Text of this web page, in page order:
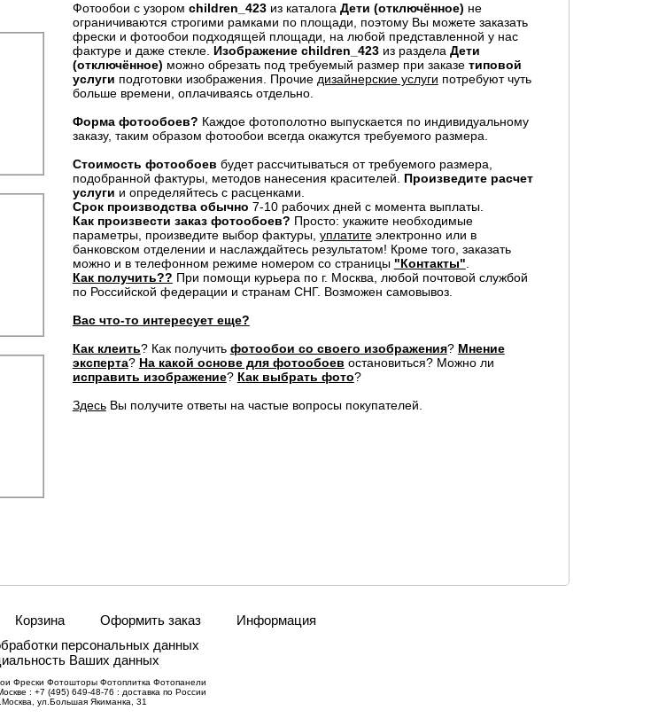
Фотообои с узором children_423из каталога Дети (отключённое) не
ограничиваются строгими рамками по площади, поэтому Вы можете заказать
фрески и фотообои подходящей площади, на любой представленной у нас
фактуре и даже стекле. Изображение children_423из раздела Дети
(отключённое) можно обрезать под требуемый размер при заказе типовой
услуги подготовки изображения. Прочие дизайнерские услуги потребуют чуть
больше времени, оплачиваясь отдельно.
Форма фотообоев? Каждое фотополотно выпускается по индивидуальному
заказу, таким образом фотообои всегда окажутся требуемого размера.
Стоимость фотообоев будет рассчитываться от требуемого размера,
подобранной фактуры, методов нанесения красителей. Произведите расчет
услуги и определяйтесь с расценками.
Срок производства обычно 7-10 рабочих дней с момента выплаты.
Как произвести заказ фотообоев? Просто: укажите необходимые
параметры, произведите выбор фактуры, уплатитеэлектронно или в
банковском отделении и наслаждайтесь результатом! Кроме того, заказать
можно и в телефонном режиме номером со страницы "Контакты"
Как получить?? При помощи курьера по г. Москва, любой почтовой службой
по Российской федерации и странам СНГ. Возможен самовывоз.
Вас что-то интересует еще?
Как клеить? Как получить фотообои со своего изображения? Мнение
эксперта? На какой основе для фотообоев остановиться? Можно ли
исправить изображение? Как выбрать фото?
ЗдесьВы получите ответы на частые вопросы покупателей.
Корзина Оформить заказ
Информация
персональных данных
Ваших данных
Фрески Фотошторы Фотоплитка Фотопанели
: +7 (495) 649-48-76 : доставка по России
ул.Большая Якиманка, 31